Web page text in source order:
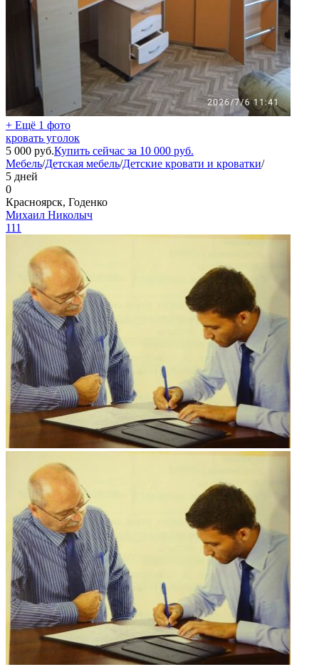
+ Ещё 1 фото
кровать уголок
5 000 руб.Купить сейчас за 10 000 руб.
Мебель/Детская мебель/Детские кровати и кроватки/
5 дней
0
Красноярск, Годенко
Михаил Николыч
111